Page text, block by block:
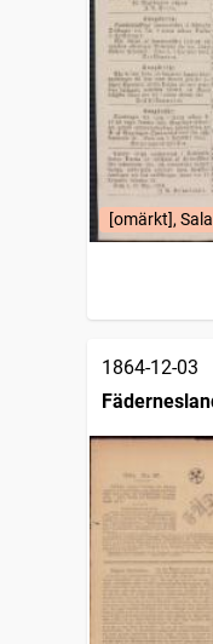
[omärkt], Sala
1864-12-03